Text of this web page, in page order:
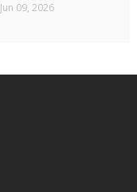
Jun 09, 2026